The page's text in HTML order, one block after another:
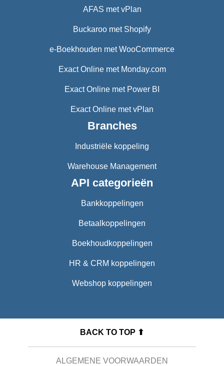
AFAS met vPlan
Buckaroo met Shopify
e-Boekhouden met WooCommerce
Exact Online met Monday.com
Exact Online met Power BI
Exact Online met vPlan
Branches
Industriële koppeling
Warehouse Management
API categorieën
Bankkoppelingen
Betaalkoppelingen
Boekhoudkoppelingen
HR & CRM koppelingen
Webshop koppelingen
BACK TO TOP ⬆
ALGEMENE VOORWAARDEN